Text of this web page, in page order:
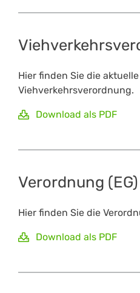
Hier finden Sie die aktuelle
Viehverkehrsverordnung.
Download als PDF
Verordnung
Hier finden Sie die
Download als PDF